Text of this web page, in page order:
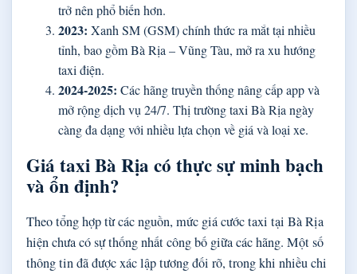
trở nên phổ biến hơn.
2023: Xanh SM (GSM) chính thức ra mắt tại nhiều
tỉnh, bao gồm Bà Rịa – Vũng Tàu, mở ra xu hướng
taxi điện.
2024-2025: Các hãng truyền thống nâng cấp app và
mở rộng dịch vụ 24/7. Thị trường taxi Bà Rịa ngày
càng đa dạng với nhiều lựa chọn về giá và loại xe.
Giá taxi Bà Rịa có thực sự minh bạch
và ổn định?
Theo tổng hợp từ các nguồn, mức giá cước taxi tại Bà Rịa
hiện chưa có sự thống nhất công bố giữa các hãng. Một số
thông tin đã được xác lập tương đối rõ, trong khi nhiều chi